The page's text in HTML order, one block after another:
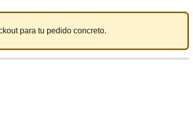
para tu pedido concreto.